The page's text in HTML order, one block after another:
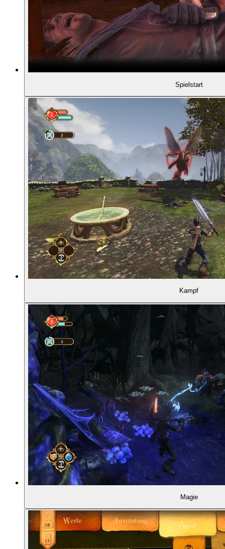
00:55:03 Wie man einen Partner findet
00:58:45 Darstellung von Gesichtern und Kindern
01:02:12 Ernsthaftigkeit gemischt mit Humor
01:05:26 Großtat in der Unterhose
01:07:12 Relevanz der Heldenrolle
01:08:04 Hühner treten!
01:08:27 Amüsante Schatzsuche
01:09:09 Gewalt und Düsternis
01:11:25 Entscheidung in der Arena
01:11:49 Absurdität von Gut vs. Böse
01:13:19 Die Hühnerprüfung aus Fable 2
01:16:59 Überfall auf den Obsthof
01:18:38 Veränderung des Aussehens
01:20:09 Satan oder Mutter Teresa
01:29:44 Freude an den Kämpfen
Spielstart
Kampf
Magie